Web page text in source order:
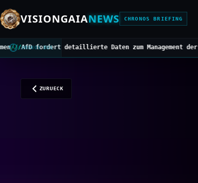
VISIONGAIANEWS CHRONOS BRIEFING
CHRONOS BUS
Daten zum Management der Asiatischen Hornisse
ZURUECK